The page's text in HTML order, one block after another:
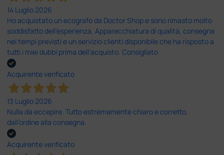
14 Luglio 2026
Ho acquistato un ecografo da Doctor Shop e sono rimasto molto
soddisfatto dell'esperienza. Apparecchiatura di qualità, consegna
nei tempi previsti e un servizio clienti disponibile che ha risposto a
tutti i miei dubbi prima dell'acquisto. Consigliato
Acquirente verificato
13 Luglio 2026
Nulla da eccepire. Tutto estremamente chiaro e corretto,
dall’ordine alla consegna.
Acquirente verificato